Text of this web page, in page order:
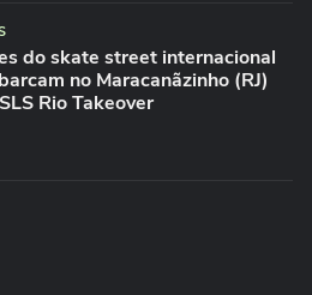
do skate street internacional
no Maracanãzinho (RJ)
Rio Takeover